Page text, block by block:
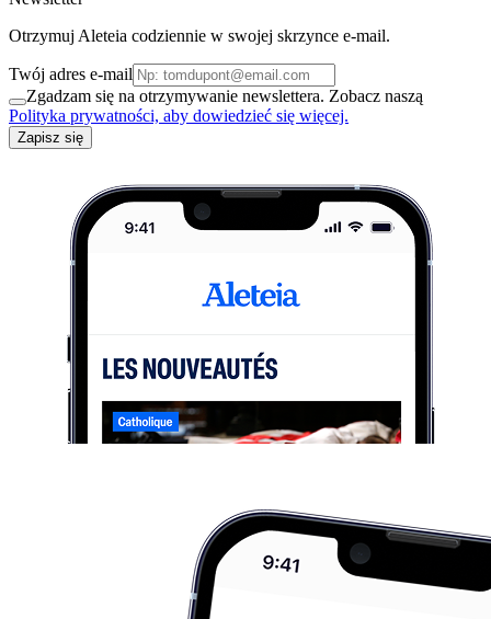
Otrzymuj Aleteia codziennie w swojej skrzynce e-mail.
Twój adres e-mail
Zgadzam się na otrzymywanie newslettera. Zobacz naszą
Polityka prywatności, aby dowiedzieć się więcej.
Zapisz się